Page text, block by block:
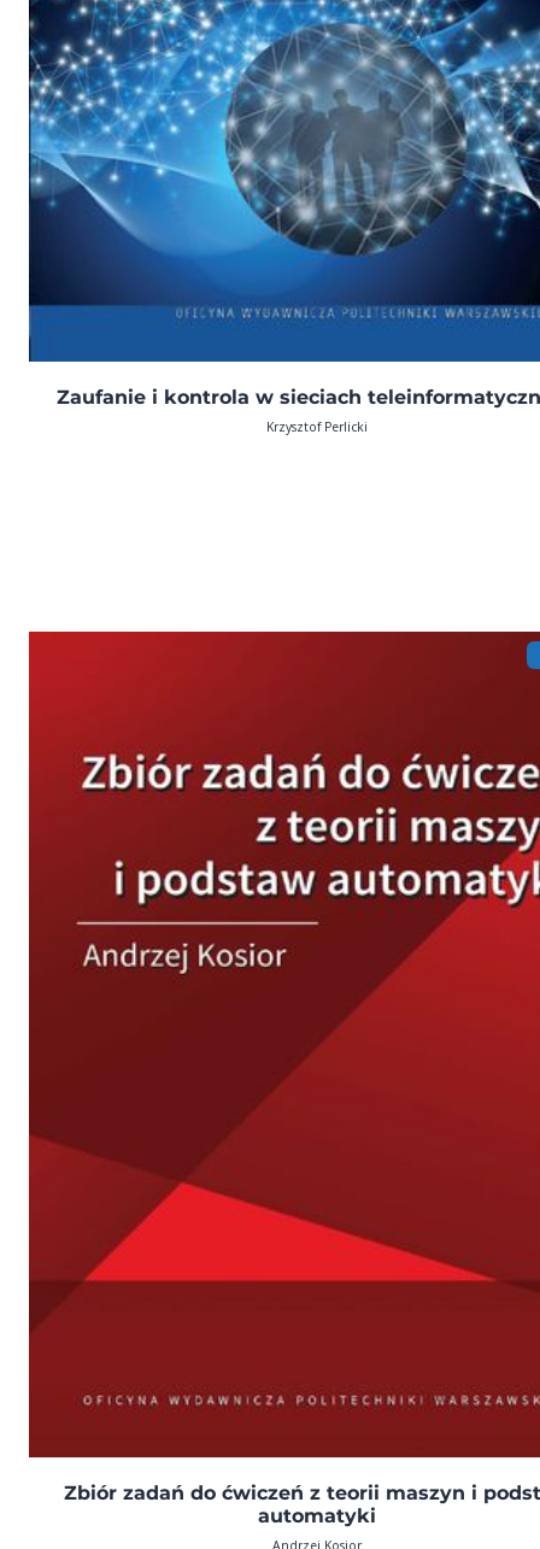
Zaufanie i kontrola w sieciach
Krzysztof Perlicki
Zbiór zadań do ćwiczeń z teorii maszyn i
automatyki
Andrzej Kosior